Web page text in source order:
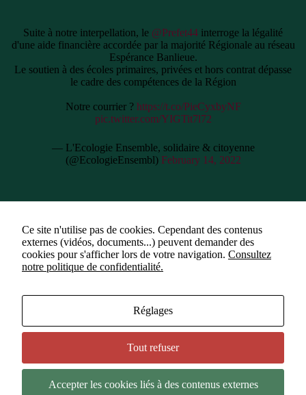
Suite à notre interpellation, le @Prefet44 interroge la légalité
d'une aide financière accordée par la majorité Régionale au réseau
Espérance Banlieue.
Le soutien à des écoles primaires, privées et hors contrat dépasse
le cadre des compétences de la Région
Notre courrier ? https://t.co/PieCyxbyNF
pic.twitter.com/YIGTit7l72
— L'Ecologie Ensemble, solidaire & citoyenne
(@EcologieEnsembl) February 14, 2022
Copyright © 2026 - Thème WordPress parNOUS - Ouvert,
Ce site n'utilise pas de cookies. Cependant des contenus
externes (vidéos, documents...) peuvent demander des
cookies pour s'afficher lors de votre navigation. Consultez
notre politique de confidentialité.
Réglages
Tout refuser
Accepter les cookies liés à des contenus externes